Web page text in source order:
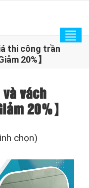
thi công trần
20%】
và vách
20%】
chọn)